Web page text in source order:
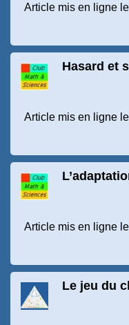
Article mis en ligne
Hasard et
Article mis en ligne
Article mis en ligne
Le jeu du